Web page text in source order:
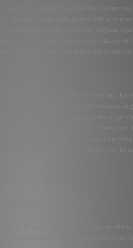
nasıl bulunduğu da anlatıldı. Suikast
Kocaeli’ndeki evlerinde dolabın
içinde bulunduğu anlatıldı. Kağıda
yapılacak operasyonun detay
malzemeleri korunaklı bir yerde
Levent Görgeç’in Devrimci
bu iddianın yanı sıra söz konusu
başlıklı belgede “Devrimci
topuyla vurduk’’ denildi.
AKP İstanbul İl Merkezi’ne
bağlı bir savaşçı timi Siyonist
belgede şunlara yer verildi:
(E.K) mühimmatları ve
teğmenlerin TSK içinde tabana